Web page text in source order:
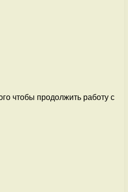
чтобы продолжить работу с